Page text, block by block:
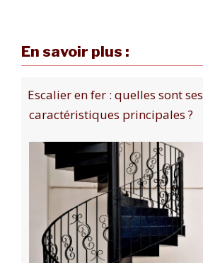
En savoir plus :
Escalier en fer : quelles sont ses
caractéristiques principales ?